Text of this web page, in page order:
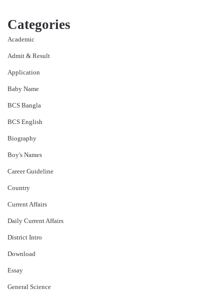
Categories
Academic
Admit & Result
Application
Baby Name
BCS Bangla
BCS English
Biography
Boy's Names
Career Guideline
Country
Current Affairs
Daily Current Affairs
District Intro
Download
Essay
General Science